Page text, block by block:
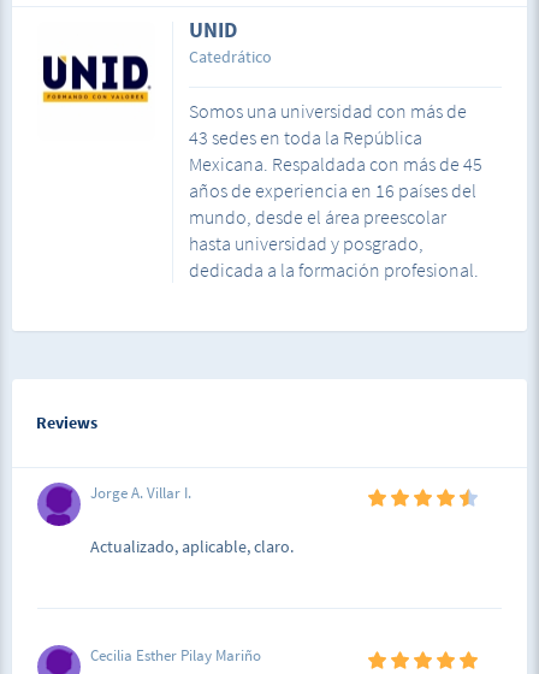
UNID
Catedrático
Somos una universidad con más de
43 sedes en toda la República
Mexicana. Respaldada con más de 45
años de experiencia en 16 países del
mundo, desde el área preescolar
hasta universidad y posgrado,
dedicada a la formación profesional.
Reviews
Jorge A. Villar I.
Actualizado, aplicable, claro.
Cecilia Esther Pilay Mariño